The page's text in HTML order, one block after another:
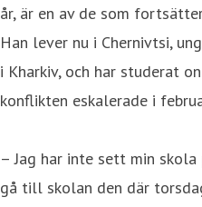
år, är en av de som
Han lever nu i Chernivtsi,
i Kharkiv, och har studerat
konflikten eskalerade i
– Jag har inte sett min
gå till skolan den där